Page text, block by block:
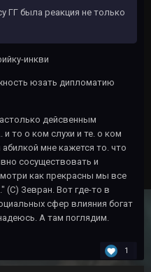
ГГ была реакция не только
инкви
юзать дипломатию
дейсвенным
то о ком слухи и те. о ком
мне кажется то. что
сосуществовать и
как прекрасны мы все
(С) Зевран. Вот где-то в
сфер влияния богат
А там поглядим.
1